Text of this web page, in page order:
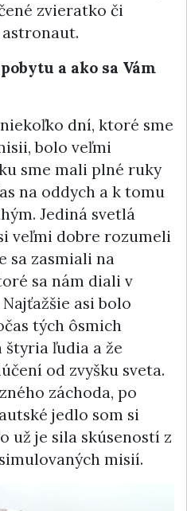
zvieratko či
a ako sa Vám
dní, ktoré sme
bolo veľmi
sme mali plné ruky
na oddych a k tomu
Jediná svetlá
veľmi dobre rozumeli
sa zasmiali na
sa nám diali v
asi bolo
tých ôsmich
štyria ľudia a že
od zvyšku sveta.
záchoda, po
jedlo som si
už je sila skúseností z
misií.